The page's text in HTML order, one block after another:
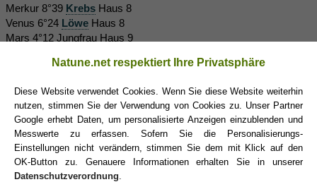
Merkur 8°39 Krebs Haus 8
Venus 6°24 Löwe Haus 8
Mars 4°12 Jungfrau Haus 9
Saturn 26°21 Löwe Haus 9
Neptun 16°34 R Schütze Haus 1
Pluto 13°54 R Waage Haus 10
Mondknoten 1°25 R Waage Haus 10
Lilith 8°36 R Krebs Haus 8
Chiron 8°31
Haus 5
Pholus 23°40
Fische
Natune.net respektiert Ihre Privatsphäre
Diese Website verwendet Cookies. Wenn Sie diese Website weiterhin
nutzen, stimmen Sie der Verwendung von Cookies zu. Unser Partner
Google erhebt Daten, um personalisierte Anzeigen einzublenden und
Messwerte zu erfassen. Sofern Sie die Personalisierungs-
Einstellungen nicht verändern, stimmen Sie dem mit Klick auf den
OK-Button zu. Genauere Informationen erhalten Sie in unserer
Datenschutzverordnung